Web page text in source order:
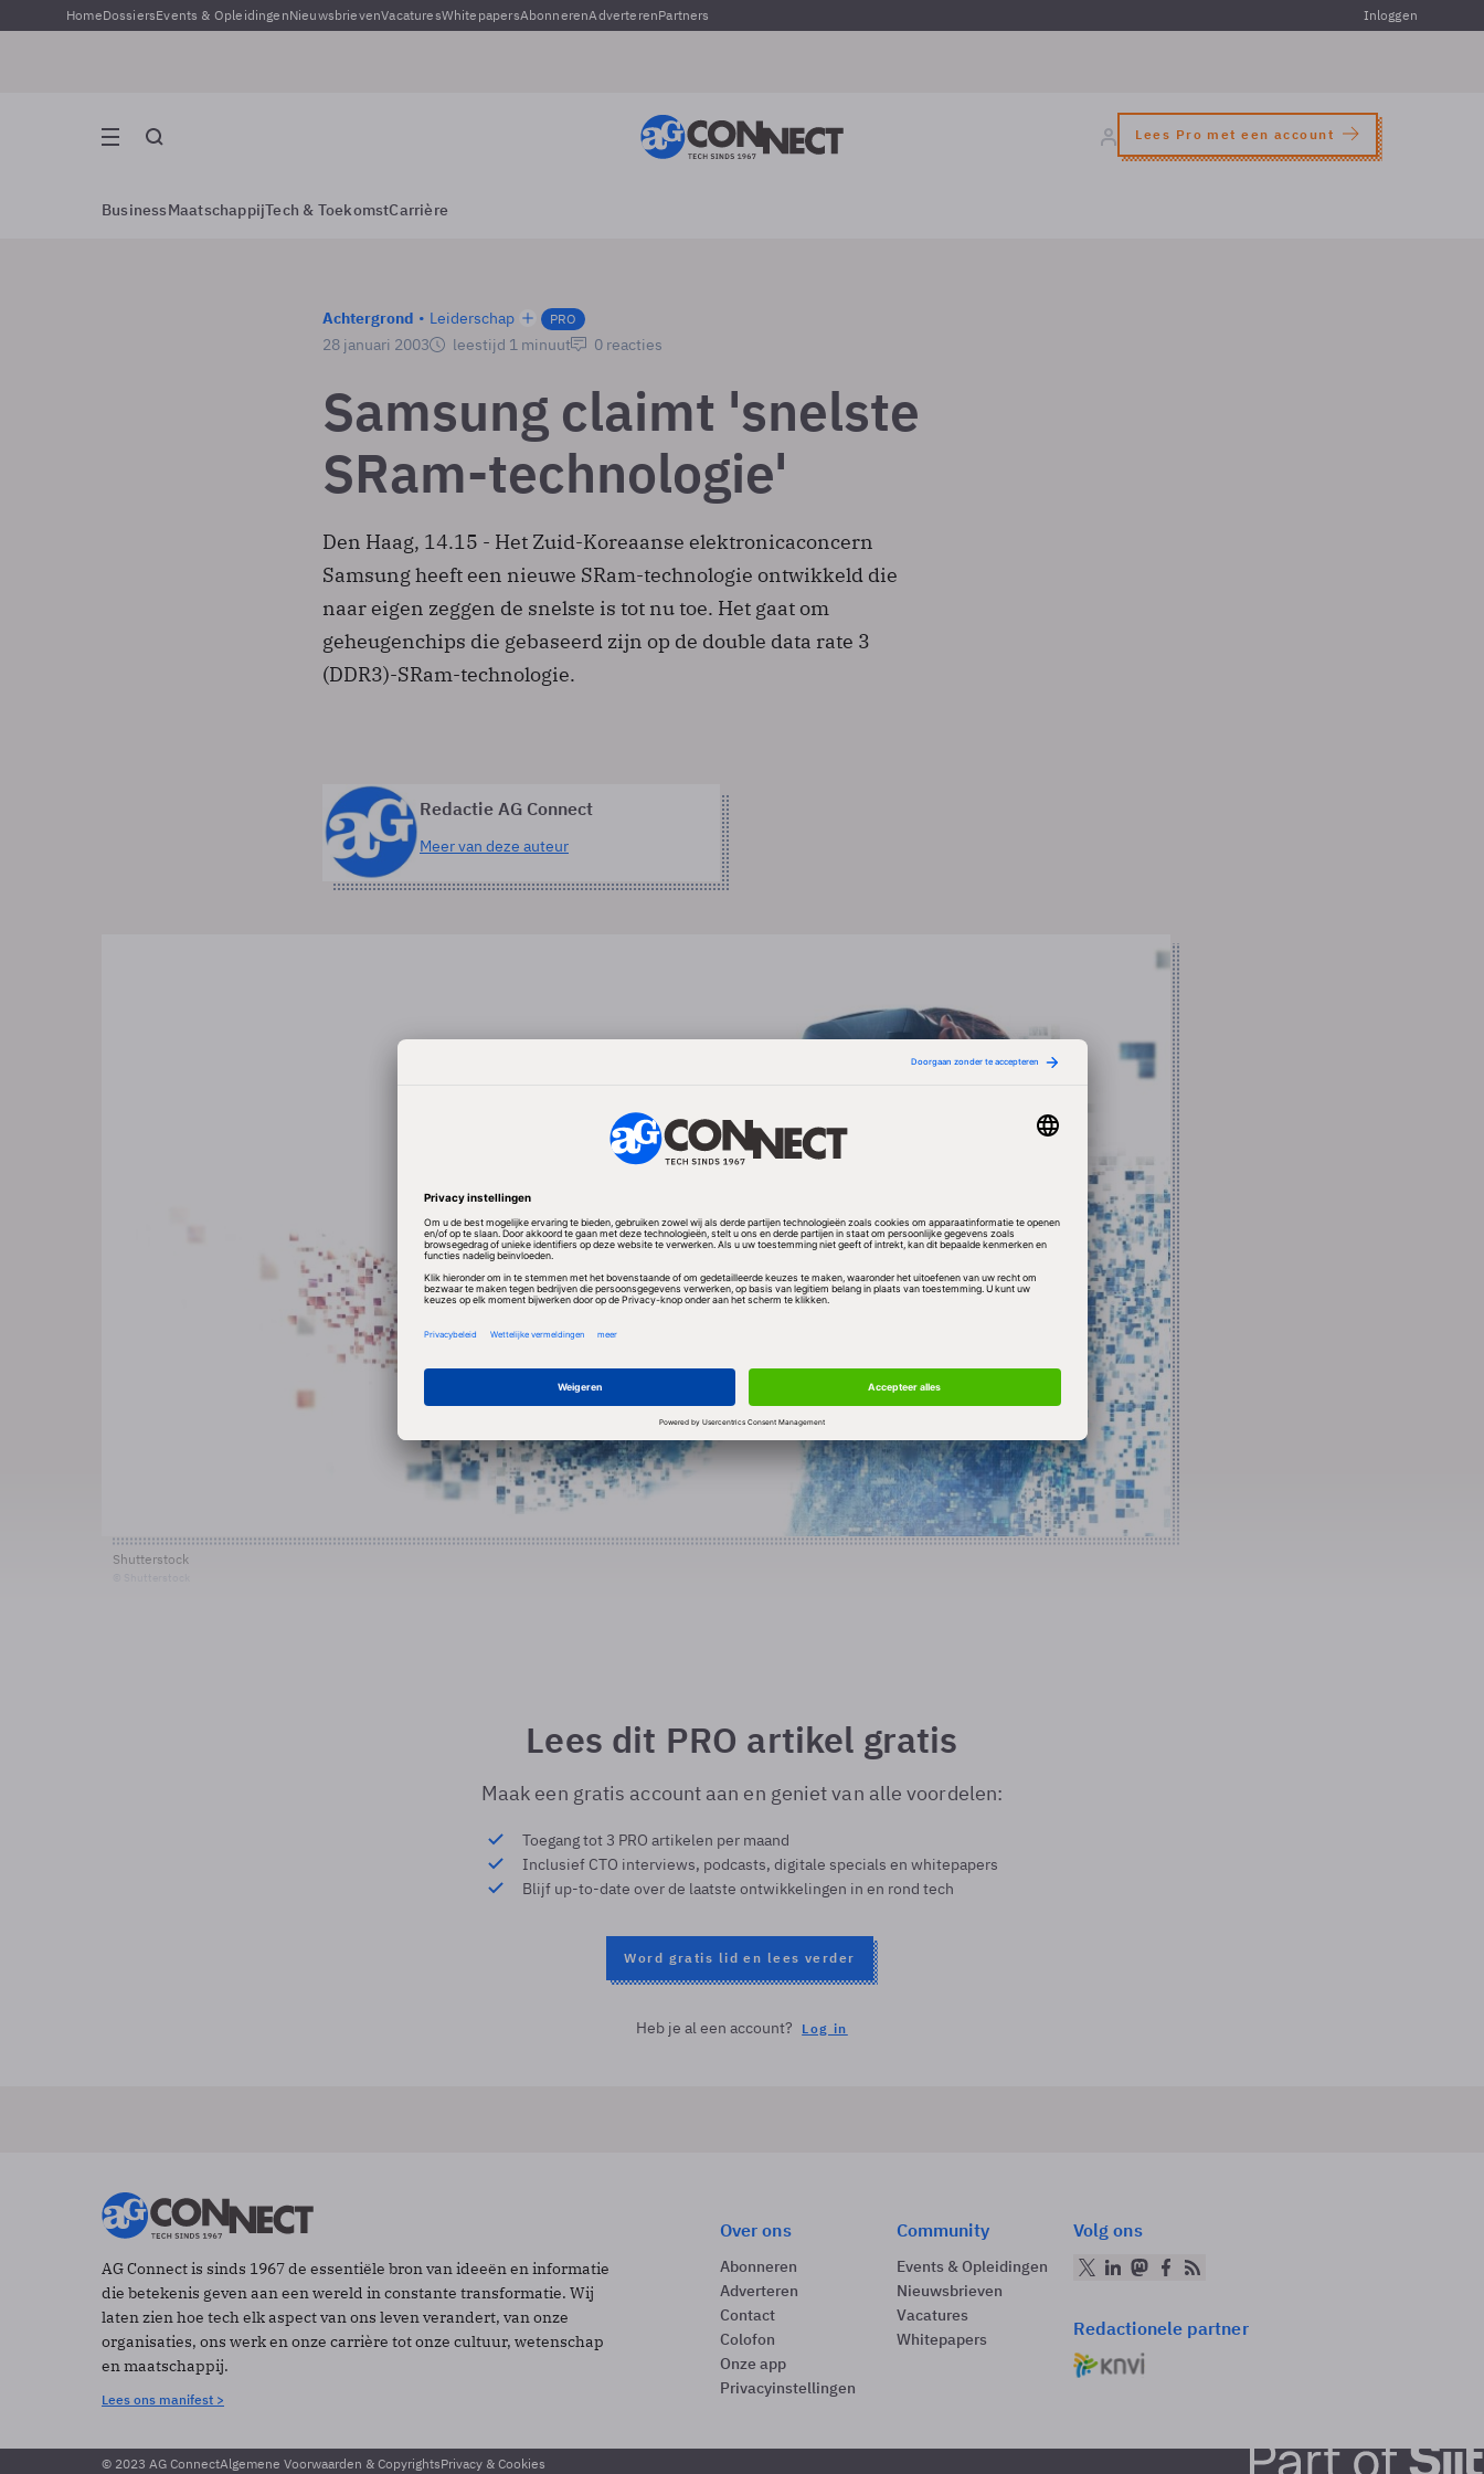
HomeDossiersEvents & OpleidingenNieuwsbrievenVacaturesWhitepapersAbonnerenAdverterenPartners Inloggen
Lees Pro met een account
BusinessMaatschappijTech & ToekomstCarrière
Achtergrond Leiderschap PRO
28 januari 2003 leestijd 1 minuut 0 reacties
Samsung claimt 'snelste
SRam-technologie'
Den Haag, 14.15 - Het Zuid-Koreaanse elektronicaconcern
Samsung heeft een nieuwe SRam-technologie ontwikkeld die
naar eigen zeggen de snelste is tot nu toe. Het gaat om
geheugenchips die gebaseerd zijn op de double data rate 3
(DDR3)-SRam-technologie.
Redactie AG Connect
Meer van deze auteur
Shutterstock
Lees dit PRO artikel gratis
Maak een gratis account aan en geniet van alle voordelen:
Toegang tot 3 PRO artikelen per maand
Inclusief CTO interviews, podcasts, digitale specials en whitepapers
Blijf up-to-date over de laatste ontwikkelingen in en rond tech
Word gratis lid en lees verder
Heb je al een account? Log in
AG Connect is sinds 1967 de essentiële bron van ideeën en informatie
die betekenis geven aan een wereld in constante transformatie. Wij
laten zien hoe tech elk aspect van ons leven verandert, van onze
organisaties, ons werk en onze carrière tot onze cultuur, wetenschap
en maatschappij.
Lees ons manifest >
Over ons
Abonneren
Adverteren
Contact
Colofon
Onze app
Privacyinstellingen
Community
Events & Opleidingen
Nieuwsbrieven
Vacatures
Whitepapers
Volg ons
Redactionele partner
© 2023 AG ConnectAlgemene Voorwaarden & CopyrightsPrivacy & Cookies